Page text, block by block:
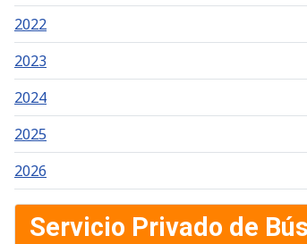
2022
2023
2024
2025
2026
Servicio Privado de